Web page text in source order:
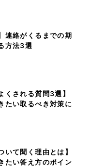
連絡がくるまでの期
方法3選
くされる質問3選】
たい取るべき対策に
いて聞く理由とは】
たい答え方のポイン